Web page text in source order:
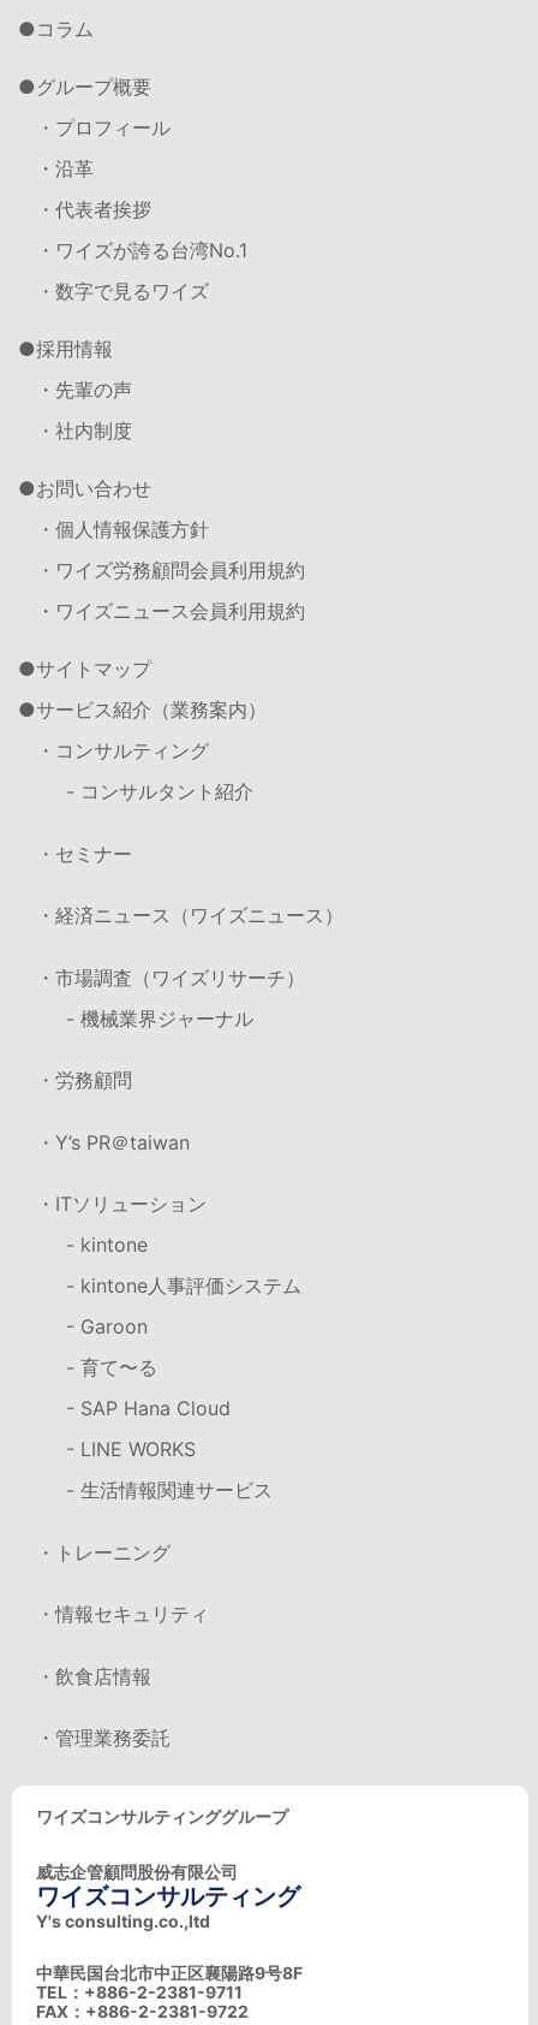
コラム
グループ概要
・プロフィール
・沿革
・代表者挨拶
・ワイズが誇る台湾No.1
・数字で見るワイズ
採用情報
・先輩の声
・社内制度
お問い合わせ
・個人情報保護方針
・ワイズ労務顧問会員利用規約
・ワイズニュース会員利用規約
サイトマップ
サービス紹介（業務案内）
・コンサルティング
- コンサルタント紹介
・セミナー
・経済ニュース（ワイズニュース）
・市場調査（ワイズリサーチ）
- 機械業界ジャーナル
・労務顧問
・Y’s PR＠taiwan
・ITソリューション
- kintone
- kintone人事評価システム
- Garoon
- 育て〜る
- SAP Hana Cloud
- LINE WORKS
- 生活情報関連サービス
・トレーニング
・情報セキュリティ
・飲食店情報
・管理業務委託
ワイズコンサルティンググループ
威志企管顧問股份有限公司
ワイズコンサルティング
Y's consulting.co.,ltd
中華民国台北市中正区襄陽路9号8F
TEL：+886-2-2381-9711
FAX：+886-2-2381-9722